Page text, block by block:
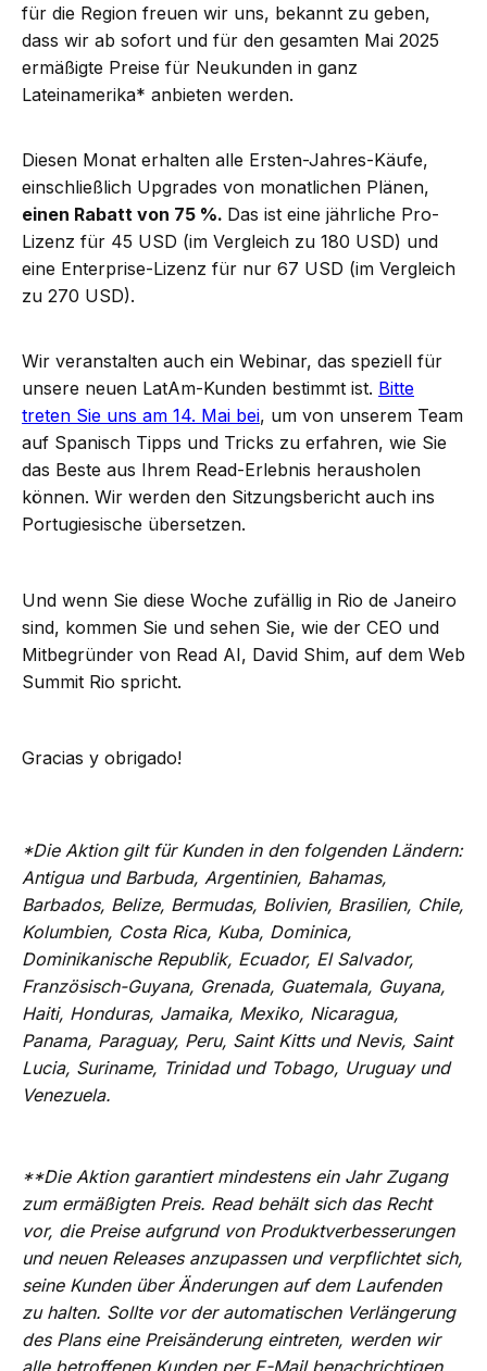
für die Region freuen wir uns, bekannt zu geben,
dass wir ab sofort und für den gesamten Mai 2025
ermäßigte Preise für Neukunden in ganz
Lateinamerika* anbieten werden.
Diesen Monat erhalten alle Ersten-Jahres-Käufe,
einschließlich Upgrades von monatlichen Plänen,
einen Rabatt von 75 %. Das ist eine jährliche Pro-
Lizenz für 45 USD (im Vergleich zu 180 USD) und
eine Enterprise-Lizenz für nur 67 USD (im Vergleich
zu 270 USD).
Wir veranstalten auch ein Webinar, das speziell für
unsere neuen LatAm-Kunden bestimmt ist. Bitte
treten Sie uns am 14. Mai bei, um von unserem Team
auf Spanisch Tipps und Tricks zu erfahren, wie Sie
das Beste aus Ihrem Read-Erlebnis herausholen
können. Wir werden den Sitzungsbericht auch ins
Portugiesische übersetzen.
Und wenn Sie diese Woche zufällig in Rio de Janeiro
sind, kommen Sie und sehen Sie, wie der CEO und
Mitbegründer von Read AI, David Shim, auf dem Web
Summit Rio spricht.
Gracias y obrigado!
*Die Aktion gilt für Kunden in den folgenden Ländern:
Antigua und Barbuda, Argentinien, Bahamas,
Barbados, Belize, Bermudas, Bolivien, Brasilien, Chile,
Kolumbien, Costa Rica, Kuba, Dominica,
Dominikanische Republik, Ecuador, El Salvador,
Französisch-Guyana, Grenada, Guatemala, Guyana,
Haiti, Honduras, Jamaika, Mexiko, Nicaragua,
Panama, Paraguay, Peru, Saint Kitts und Nevis, Saint
Lucia, Suriname, Trinidad und Tobago, Uruguay und
Venezuela.
**Die Aktion garantiert mindestens ein Jahr Zugang
zum ermäßigten Preis. Read behält sich das Recht
vor, die Preise aufgrund von Produktverbesserungen
und neuen Releases anzupassen und verpflichtet sich,
seine Kunden über Änderungen auf dem Laufenden
zu halten. Sollte vor der automatischen Verlängerung
des Plans eine Preisänderung eintreten, werden wir
alle betroffenen Kunden per E-Mail benachrichtigen.